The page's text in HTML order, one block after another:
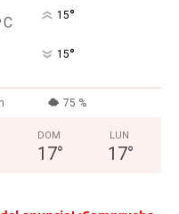
C 15°
15°
75 %
DOM
17°
LUN
17°